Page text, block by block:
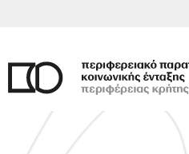
περιεχόμενο